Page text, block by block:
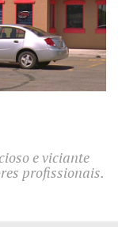
e viciante
profissionais.